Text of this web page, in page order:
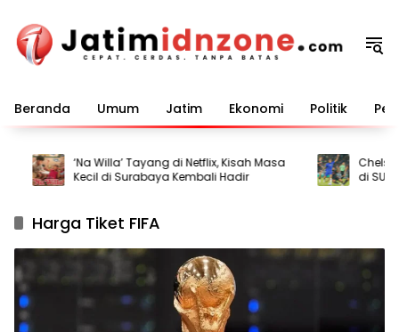
konten
Beranda Umum Jatim Ekonomi Politik
‘Na Willa’ Tayang di Netflix, Kisah Masa
Kecil di Surabaya Kembali Hadir
Chelsea
di SUGBK
Harga Tiket FIFA